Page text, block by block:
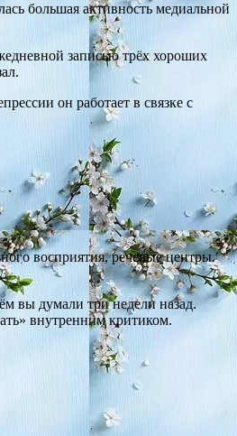
большая активность медиальной
записью трёх хороших
он работает в связке с
восприятия, речевые центры.
вы думали три недели назад.
внутренним критиком.